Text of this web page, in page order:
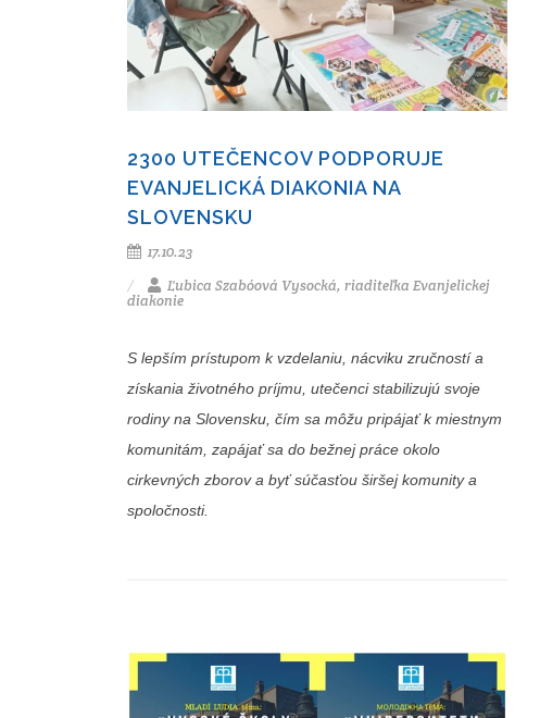
2300 UTEČENCOV PODPORUJE
EVANJELICKÁ DIAKONIA NA
SLOVENSKU
17.10.23
Ľubica Szabóová Vysocká, riaditeľka Evanjelickej
diakonie
S lepším prístupom k vzdelaniu, nácviku zručností a
získania životného príjmu, utečenci stabilizujú svoje
rodiny na Slovensku, čím sa môžu pripájať k miestnym
komunitám, zapájať sa do bežnej práce okolo
cirkevných zborov a byť súčasťou širšej komunity a
spoločnosti.